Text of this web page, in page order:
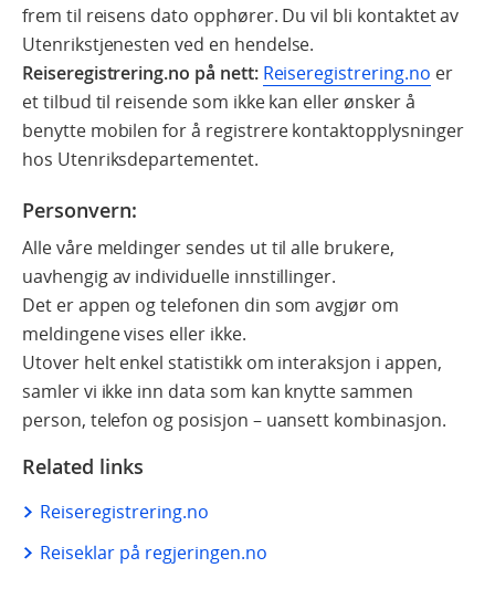
frem til reisens dato opphører. Du vil bli kontaktet av
Utenrikstjenesten ved en hendelse.
Reiseregistrering.no på nett: Reiseregistrering.no er
et tilbud til reisende som ikke kan eller ønsker å
benytte mobilen for å registrere kontaktopplysninger
hos Utenriksdepartementet.
Personvern:
Alle våre meldinger sendes ut til alle brukere,
uavhengig av individuelle innstillinger.
Det er appen og telefonen din som avgjør om
meldingene vises eller ikke.
Utover helt enkel statistikk om interaksjon i appen,
samler vi ikke inn data som kan knytte sammen
person, telefon og posisjon – uansett kombinasjon.
Related links
Reiseregistrering.no
Reiseklar på regjeringen.no